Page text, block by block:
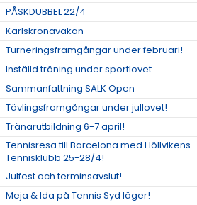
PÅSKDUBBEL 22/4
Karlskronavakan
Turneringsframgångar under februari!
Inställd träning under sportlovet
Sammanfattning SALK Open
Tävlingsframgångar under jullovet!
Tränarutbildning 6-7 april!
Tennisresa till Barcelona med Höllvikens
Tennisklubb 25-28/4!
Julfest och terminsavslut!
Meja & Ida på Tennis Syd läger!